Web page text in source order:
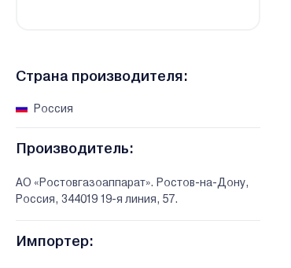
Страна производителя:
Россия
Производитель:
АО «Ростовгазоаппарат». Ростов-на-Дону,
Россия, 344019 19-я линия, 57.
Импортер: